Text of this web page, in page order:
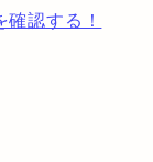
認する！